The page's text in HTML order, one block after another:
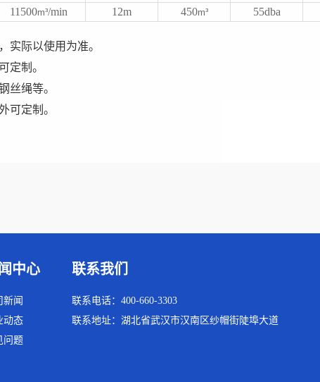
11500m³/min 12m 450m³ 55dba
实际以使用为准。
定制。
丝绳等。
可定制。
中心
新闻
动态
问题
联系我们
联系电话：400-660-3303
联系地址：湖北省武汉市汉南区纱帽街陡埠大道